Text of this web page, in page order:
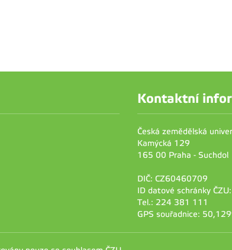
Kontaktní
Česká zemědělská
Kamýcká 129
165 00 Praha - Suchdol
DIČ: CZ60460709
ID datové schránky
Tel.: 224 381 111
GPS souřadnice: